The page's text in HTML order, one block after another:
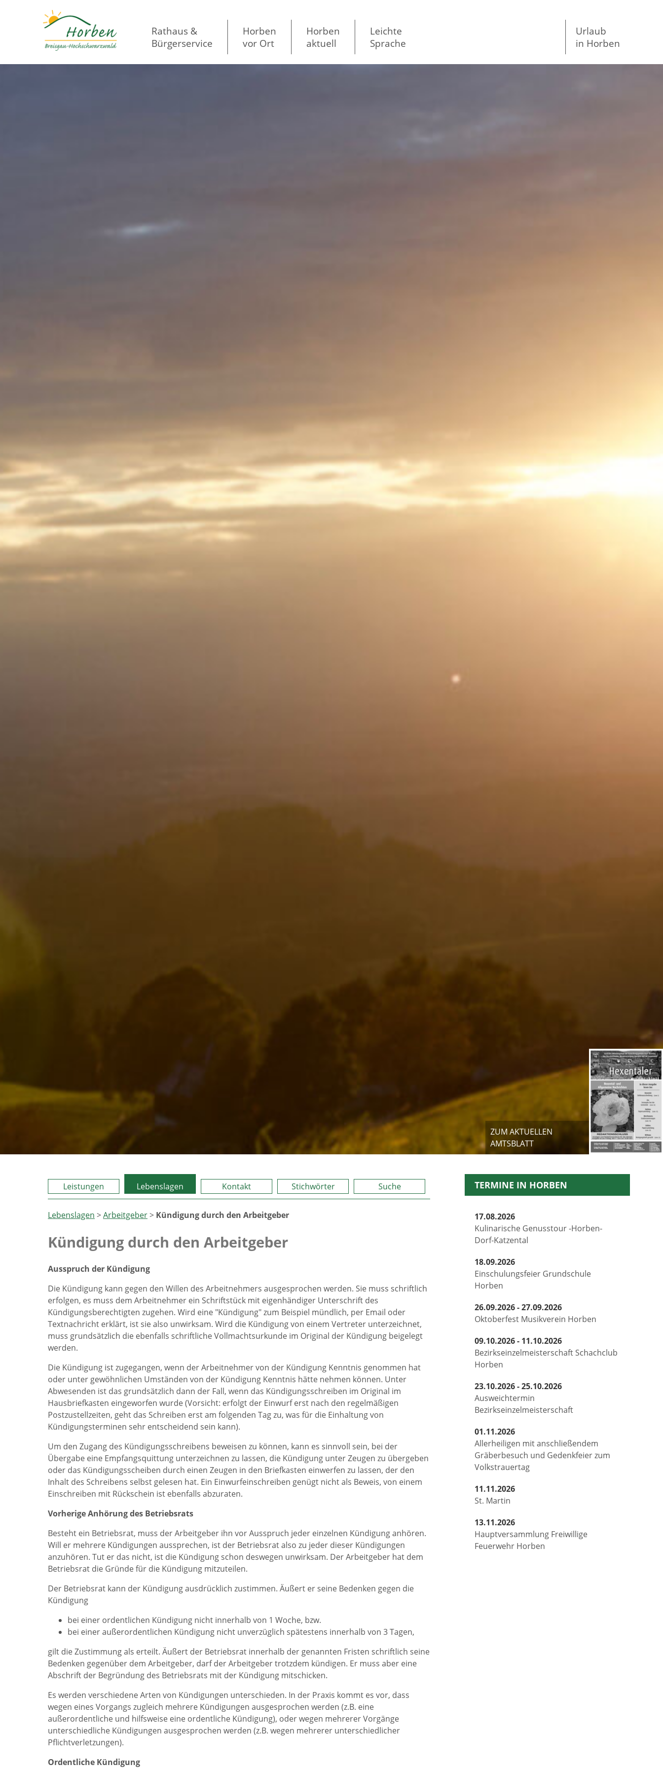
Rathaus &
Bürgerservice
Horben
vor Ort
Horben
aktuell
Leichte
Sprache
Urlaub
in Horben
ZUM AKTUELLEN
AMTSBLATT
Leistungen Lebenslagen Kontakt Stichwörter Suche
Lebenslagen >Arbeitgeber> Kündigung durch den Arbeitgeber
Kündigung durch den Arbeitgeber
Ausspruch der Kündigung
Die Kündigung kann gegen den Willen des Arbeitnehmers ausgesprochen werden. Sie muss schriftlich
erfolgen, es muss dem Arbeitnehmer ein Schriftstück mit eigenhändiger Unterschrift des
Kündigungsberechtigten zugehen. Wird eine "Kündigung" zum Beispiel mündlich, per Email oder
Textnachricht erklärt, ist sie also unwirksam. Wird die Kündigung von einem Vertreter unterzeichnet,
muss grundsätzlich die ebenfalls schriftliche Vollmachtsurkunde im Original der Kündigung beigelegt
werden.
Die Kündigung ist zugegangen, wenn der Arbeitnehmer von der Kündigung Kenntnis genommen hat
oder unter gewöhnlichen Umständen von der Kündigung Kenntnis hätte nehmen können. Unter
Abwesenden ist das grundsätzlich dann der Fall, wenn das Kündigungsschreiben im Original im
Hausbriefkasten eingeworfen wurde (Vorsicht: erfolgt der Einwurf erst nach den regelmäßigen
Postzustellzeiten, geht das Schreiben erst am folgenden Tag zu, was für die Einhaltung von
Kündigungsterminen sehr entscheidend sein kann).
Um den Zugang des Kündigungsschreibens beweisen zu können, kann es sinnvoll sein, bei der
Übergabe eine Empfangsquittung unterzeichnen zu lassen, die Kündigung unter Zeugen zu übergeben
oder das Kündigungsscheiben durch einen Zeugen in den Briefkasten einwerfen zu lassen, der den
Inhalt des Schreibens selbst gelesen hat. Ein Einwurfeinschreiben genügt nicht als Beweis, von einem
Einschreiben mit Rückschein ist ebenfalls abzuraten.
Vorherige Anhörung des Betriebsrats
Besteht ein Betriebsrat, muss der Arbeitgeber ihn vor Ausspruch jeder einzelnen Kündigung anhören.
Will er mehrere Kündigungen aussprechen, ist der Betriebsrat also zu jeder dieser Kündigungen
anzuhören. Tut er das nicht, ist die Kündigung schon deswegen unwirksam. Der Arbeitgeber hat dem
Betriebsrat die Gründe für die Kündigung mitzuteilen.
Der Betriebsrat kann der Kündigung ausdrücklich zustimmen. Äußert er seine Bedenken gegen die
Kündigung
bei einer ordentlichen Kündigung nicht innerhalb von 1 Woche, bzw.
bei einer außerordentlichen Kündigung nicht unverzüglich spätestens innerhalb von 3 Tagen,
gilt die Zustimmung als erteilt. Äußert der Betriebsrat innerhalb der genannten Fristen schriftlich seine
Bedenken gegenüber dem Arbeitgeber, darf der Arbeitgeber trotzdem kündigen. Er muss aber eine
Abschrift der Begründung des Betriebsrats mit der Kündigung mitschicken.
Es werden verschiedene Arten von Kündigungen unterschieden. In der Praxis kommt es vor, dass
wegen eines Vorgangs zugleich mehrere Kündigungen ausgesprochen werden (z.B. eine
außerordentliche und hilfsweise eine ordentliche Kündigung), oder wegen mehrerer Vorgänge
unterschiedliche Kündigungen ausgesprochen werden (z.B. wegen mehrerer unterschiedlicher
Pflichtverletzungen).
Ordentliche Kündigung
TERMINE IN HORBEN
17.08.2026
Kulinarische Genusstour -Horben-
Dorf-Katzental
18.09.2026
Einschulungsfeier Grundschule
Horben
26.09.2026 - 27.09.2026
Oktoberfest Musikverein Horben
09.10.2026 - 11.10.2026
Bezirkseinzelmeisterschaft Schachclub
Horben
23.10.2026 - 25.10.2026
Ausweichtermin
Bezirkseinzelmeisterschaft
01.11.2026
Allerheiligen mit anschließendem
Gräberbesuch und Gedenkfeier zum
Volkstrauertag
11.11.2026
St. Martin
13.11.2026
Hauptversammlung Freiwillige
Feuerwehr Horben